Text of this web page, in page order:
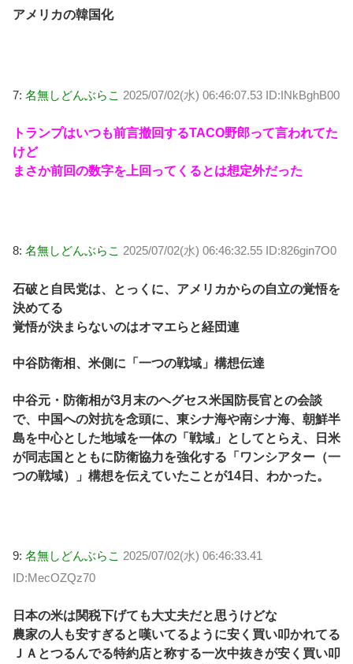
アメリカの韓国化
7: 名無しどんぶらこ 2025/07/02(水) 06:46:07.53 ID:INkBghB00
トランプはいつも前言撤回するTACO野郎って言われてた
けど
まさか前回の数字を上回ってくるとは想定外だった
8: 名無しどんぶらこ 2025/07/02(水) 06:46:32.55 ID:826gin7O0
石破と自民党は、とっくに、アメリカからの自立の覚悟を
決めてる
覚悟が決まらないのはオマエらと経団連
中谷防衛相、米側に「一つの戦域」構想伝達
中谷元・防衛相が3月末のヘグセス米国防長官との会談
で、中国への対抗を念頭に、東シナ海や南シナ海、朝鮮半
島を中心とした地域を一体の「戦域」としてとらえ、日米
が同志国とともに防衛協力を強化する「ワンシアター（一
つの戦域）」構想を伝えていたことが14日、わかった。
9: 名無しどんぶらこ 2025/07/02(水) 06:46:33.41
ID:MecOZQz70
日本の米は関税下げても大丈夫だと思うけどな
農家の人も安すぎると嘆いてるように安く買い叩かれてる
ＪＡとつるんでる特約店と称する一次中抜きが安く買い叩